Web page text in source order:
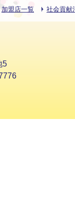
加盟店一覧 社会貢献
5